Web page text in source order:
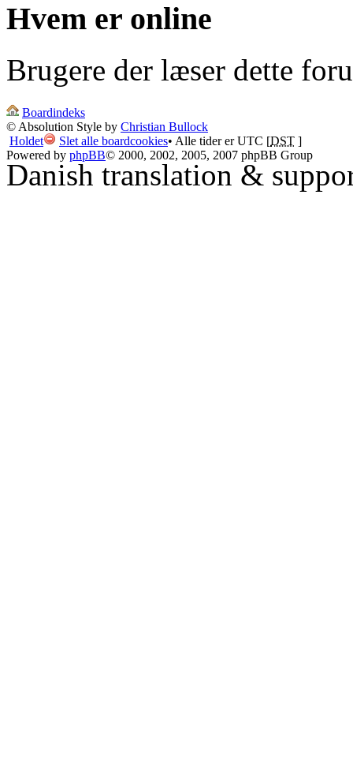
Hvem er online
Brugere der læser dette
Boardindeks
© Absolution Style by Christian Bullock
Holdet
Slet alle boardcookies• Alle tider er UTC [DST ]
Powered by phpBB© 2000, 2002, 2005, 2007 phpBB Group
Danish translation &